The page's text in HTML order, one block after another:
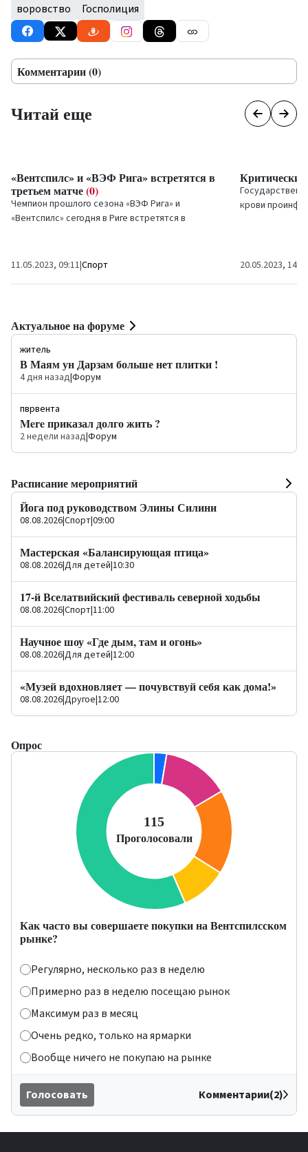
воровство Госполиция
Комментарии (0)
Читай еще
«Вентспилс» и «ВЭФ Рига» встретятся в
третьем матче(0)
Чемпион прошлого сезона «ВЭФ Рига» и
«Вентспилс» сегодня в Риге встретятся в
11.05.2023, 09:11|Спорт
Критически
крови
20.05.2023, 14:56
Актуальное на форуме
житель
В Маям ун Дарзам больше нет плитки !
4 дня назад|Форум
пврвента
Mere приказал долго жить ?
2 недели назад|Форум
Расписание мероприятий
Йога под руководством Элины Силини
08.08.2026|Спорт|09:00
Мастерская «Балансирующая птица»
08.08.2026|Для детей|10:30
17-й Вселатвийский фестиваль северной ходьбы
08.08.2026|Спорт|11:00
Научное шоу «Где дым, там и огонь»
08.08.2026|Для детей|12:00
«Музей вдохновляет — почувствуй себя как дома!»
08.08.2026|Другое|12:00
Опрос
Как часто вы совершаете покупки на Вентспилсском
рынке?
Регулярно, несколько раз в неделю
Примерно раз в неделю посещаю рынок
Максимум раз в месяц
Очень редко, только на ярмарки
Вообще ничего не покупаю на рынке
Голосовать Комментарии(2)